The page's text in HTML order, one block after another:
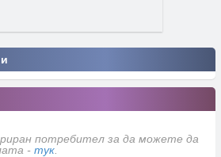
потребител за да можете да
- тук